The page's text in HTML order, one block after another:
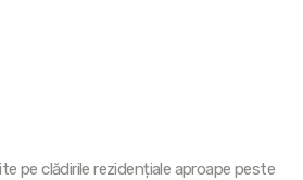
pe clădirile rezidențiale aproape peste